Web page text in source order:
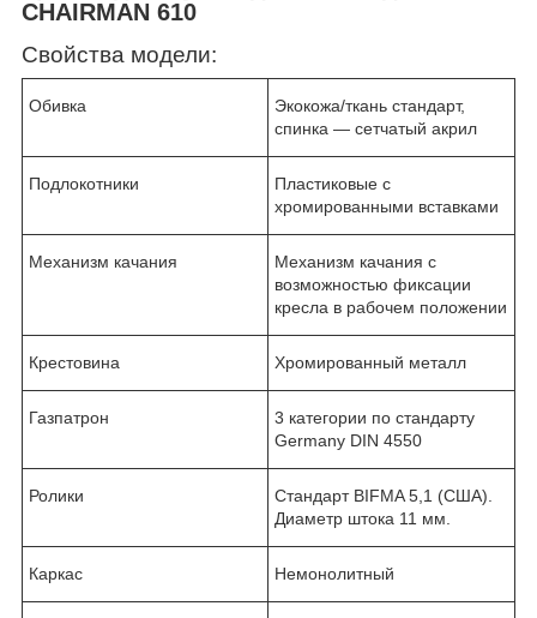
CHAIRMAN 610
Свойства модели:
Обивка
Экокожа/ткань стандарт,
спинка ― сетчатый акрил
Подлокотники
Пластиковые с
хромированными вставками
Механизм качания
Механизм качания с
возможностью фиксации
кресла в рабочем положении
Крестовина Хромированный металл
Газпатрон
3 категории по стандарту
Germany DIN 4550
Ролики
Стандарт BIFMA 5,1 (США).
Диаметр штока 11 мм.
Каркас Немонолитный